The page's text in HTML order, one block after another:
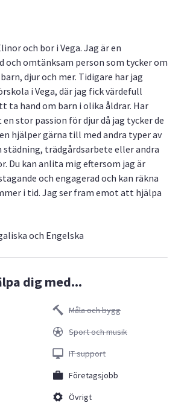
och bor i Vega. Jag är en
och omtänksam person som tycker om
djur och mer. Tidigare har jag
i Vega, där jag fick värdefull
ta hand om barn i olika åldrar. Har
stor passion för djur då jag tycker de
hjälper gärna till med andra typer av
städning, trädgårdsarbete eller andra
Du kan anlita mig eftersom jag är
och engagerad och kan räkna
i tid. Jag ser fram emot att hjälpa
och Engelska
dig med...
Måla och bygg
Sport och musik
IT support
Företagsjobb
Övrigt